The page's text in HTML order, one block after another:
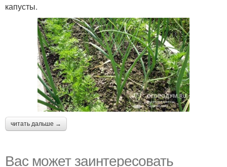
капусты.
читать дальше →
Вас может заинтересовать